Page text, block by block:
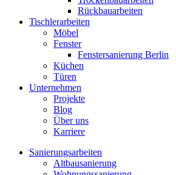
Rückbauarbeiten
Tischlerarbeiten
Möbel
Fenster
Fenstersanierung Berlin
Küchen
Türen
Unternehmen
Projekte
Blog
Über uns
Karriere
Sanierungsarbeiten
Altbausanierung